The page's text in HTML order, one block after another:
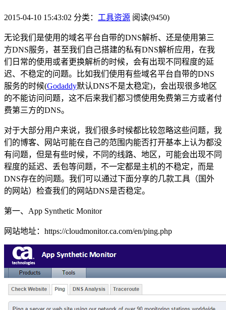
2015-04-10 15:43:02 分类： 工具资源 阅读(9450)
无论我们是使用的域名平台自带的DNS解析、还是使用第三
方DNS服务，甚至我们自己搭建的私有DNS解析应用，在我
们日常的使用或者更换解析的时候，会有出现不同程度的延
迟、不稳定的问题。比如我们使用有些域名平台自带的DNS
服务的时候(Godaddy默认DNS不是太稳定)，会出现很多地区
的不能访问问题，这不后来我们都习惯使用免费第三方或者付
费第三方的DNS。
对于大部分用户来说，我们很多时候都比较忽略这些问题，我
们的博客、网站可能在自己的范围内能否打开基本上认为都没
有问题，但是有些时候，不同的线路、地区，可能会出现不同
程度的延迟、丢包等问题，不一定都是主机的不稳定，而是
DNS存在的问题。我们可以通过下面分享的几款工具（国外
的网站）检查我们的网站DNS是否稳定。
第一、App Synthetic Monitor
网站地址：https://cloudmonitor.ca.com/en/ping.php